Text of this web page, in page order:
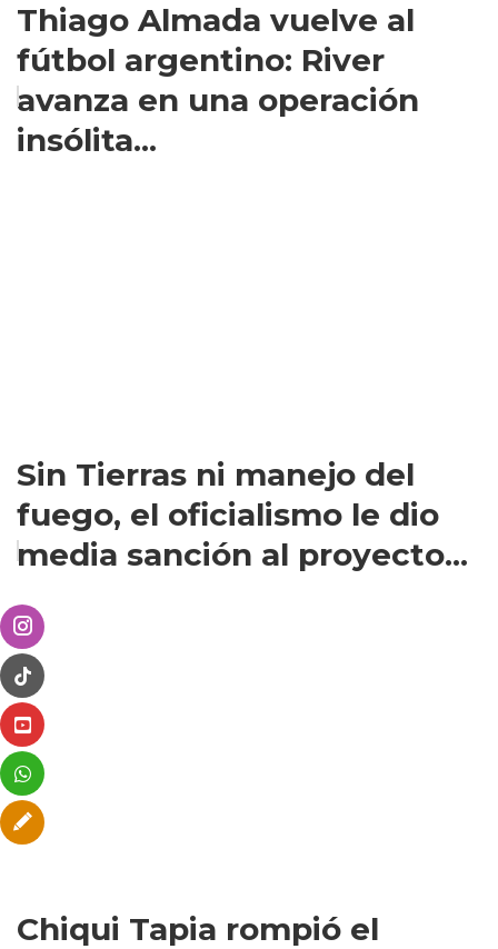
Thiago Almada vuelve al
fútbol argentino: River
avanza en una operación
insólita...
Sin Tierras ni manejo del
fuego, el oficialismo le dio
media sanción al proyecto...
Chiqui Tapia rompió el